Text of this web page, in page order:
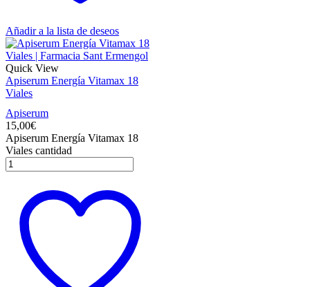
Añadir a la lista de deseos
Quick View
Apiserum Energía Vitamax 18
Viales
Apiserum
15,00€
Apiserum Energía Vitamax 18
Viales cantidad